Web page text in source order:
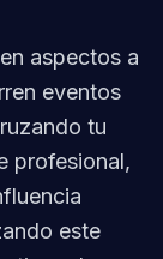
aspectos a
eventos
tu
profesional,
este